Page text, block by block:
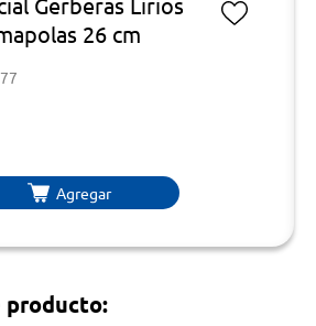
26 cm
Agregar
producto: